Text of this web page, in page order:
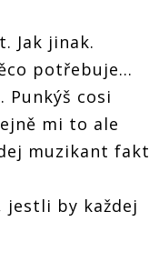
Jak jinak.
potřebuje…
Punkýš cosi
mi to ale
muzikant fakt
jestli by každej